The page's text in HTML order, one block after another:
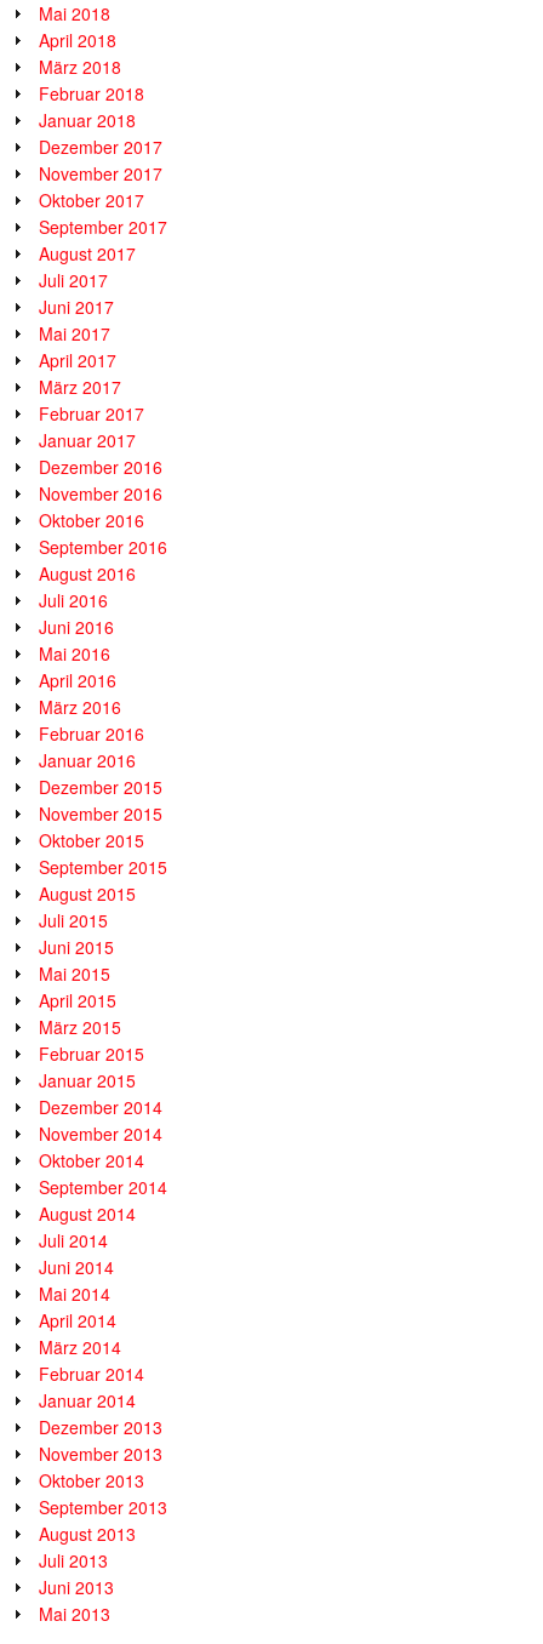
Mai 2018
April 2018
März 2018
Februar 2018
Januar 2018
Dezember 2017
November 2017
Oktober 2017
September 2017
August 2017
Juli 2017
Juni 2017
Mai 2017
April 2017
März 2017
Februar 2017
Januar 2017
Dezember 2016
November 2016
Oktober 2016
September 2016
August 2016
Juli 2016
Juni 2016
Mai 2016
April 2016
März 2016
Februar 2016
Januar 2016
Dezember 2015
November 2015
Oktober 2015
September 2015
August 2015
Juli 2015
Juni 2015
Mai 2015
April 2015
März 2015
Februar 2015
Januar 2015
Dezember 2014
November 2014
Oktober 2014
September 2014
August 2014
Juli 2014
Juni 2014
Mai 2014
April 2014
März 2014
Februar 2014
Januar 2014
Dezember 2013
November 2013
Oktober 2013
September 2013
August 2013
Juli 2013
Juni 2013
Mai 2013